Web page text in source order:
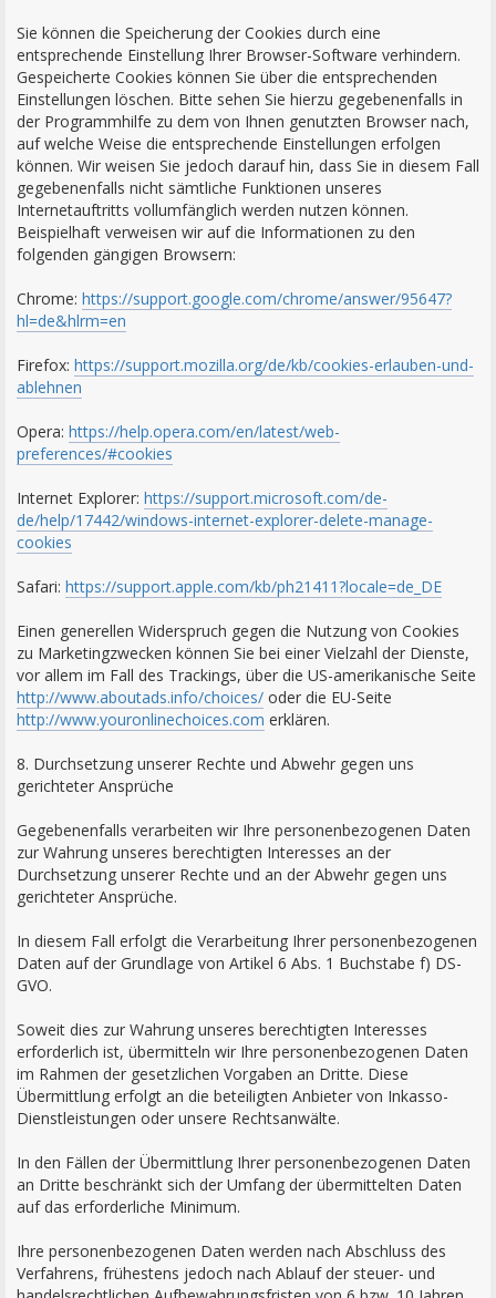
Sie können die Speicherung der Cookies durch eine
entsprechende Einstellung Ihrer Browser-Software verhindern.
Gespeicherte Cookies können Sie über die entsprechenden
Einstellungen löschen. Bitte sehen Sie hierzu gegebenenfalls in
der Programmhilfe zu dem von Ihnen genutzten Browser nach,
auf welche Weise die entsprechende Einstellungen erfolgen
können. Wir weisen Sie jedoch darauf hin, dass Sie in diesem Fall
gegebenenfalls nicht sämtliche Funktionen unseres
Internetauftritts vollumfänglich werden nutzen können.
Beispielhaft verweisen wir auf die Informationen zu den
folgenden gängigen Browsern:
Chrome: https://support.google.com/chrome/answer/95647?
hl=de&hlrm=en
Firefox: https://support.mozilla.org/de/kb/cookies-erlauben-und-
ablehnen
Opera: https://help.opera.com/en/latest/web-
preferences/#cookies
Internet Explorer: https://support.microsoft.com/de-
de/help/17442/windows-internet-explorer-delete-manage-
cookies
Safari: https://support.apple.com/kb/ph21411?locale=de_DE
Einen generellen Widerspruch gegen die Nutzung von Cookies
zu Marketingzwecken können Sie bei einer Vielzahl der Dienste,
vor allem im Fall des Trackings, über die US-amerikanische Seite
http://www.aboutads.info/choices/ oder die EU-Seite
http://www.youronlinechoices.com erklären.
8. Durchsetzung unserer Rechte und Abwehr gegen uns
gerichteter Ansprüche
Gegebenenfalls verarbeiten wir Ihre personenbezogenen Daten
zur Wahrung unseres berechtigten Interesses an der
Durchsetzung unserer Rechte und an der Abwehr gegen uns
gerichteter Ansprüche.
In diesem Fall erfolgt die Verarbeitung Ihrer personenbezogenen
Daten auf der Grundlage von Artikel 6 Abs. 1 Buchstabe f) DS-
GVO.
Soweit dies zur Wahrung unseres berechtigten Interesses
erforderlich ist, übermitteln wir Ihre personenbezogenen Daten
im Rahmen der gesetzlichen Vorgaben an Dritte. Diese
Übermittlung erfolgt an die beteiligten Anbieter von Inkasso-
Dienstleistungen oder unsere Rechtsanwälte.
In den Fällen der Übermittlung Ihrer personenbezogenen Daten
an Dritte beschränkt sich der Umfang der übermittelten Daten
auf das erforderliche Minimum.
Ihre personenbezogenen Daten werden nach Abschluss des
Verfahrens, frühestens jedoch nach Ablauf der steuer- und